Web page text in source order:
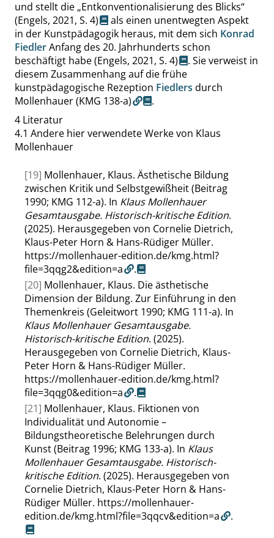
und stellt die „Entkonventionalisierung des Blicks“
(Engels, 2021, S. 4)
als einen unentwegten Aspekt
in der Kunstpädagogik heraus, mit dem sich Konrad
FiedlerAnfang des 20. Jahrhunderts schon
beschäftigt habe(Engels, 2021, S. 4)
. Sie verweist in
diesem Zusammenhang auf die frühe
kunstpädagogische Rezeption Fiedlers durch
Mollenhauer(KMG 138-a)
.
4 Literatur
4.1 Andere hier verwendete Werke von Klaus
Mollenhauer
[19] Mollenhauer, Klaus. Ästhetische Bildung
zwischen Kritik und Selbstgewißheit (Beitrag
1990; KMG 112-a). In Klaus Mollenhauer
Gesamtausgabe. Historisch-kritische Edition.
(2025). Herausgegeben von Cornelie Dietrich,
Klaus-Peter Horn & Hans-Rüdiger Müller.
https://mollenhauer-edition.de/kmg.html?
file=3qqg2&edition=a
.
[20] Mollenhauer, Klaus. Die ästhetische
Dimension der Bildung. Zur Einführung in den
Themenkreis (Geleitwort 1990; KMG 111-a). In
Klaus Mollenhauer Gesamtausgabe.
Historisch-kritische Edition. (2025).
Herausgegeben von Cornelie Dietrich, Klaus-
Peter Horn & Hans-Rüdiger Müller.
https://mollenhauer-edition.de/kmg.html?
file=3qqg0&edition=a
.
[21] Mollenhauer, Klaus. Fiktionen von
Individualität und Autonomie –
Bildungstheoretische Belehrungen durch
Kunst (Beitrag 1996; KMG 133-a). In Klaus
Mollenhauer Gesamtausgabe. Historisch-
kritische Edition. (2025). Herausgegeben von
Cornelie Dietrich, Klaus-Peter Horn & Hans-
Rüdiger Müller. https://mollenhauer-
edition.de/kmg.html?file=3qqcv&edition=a
.